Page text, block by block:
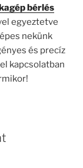
bérlés
egyeztetve
nekünk
és precíz
kapcsolatban